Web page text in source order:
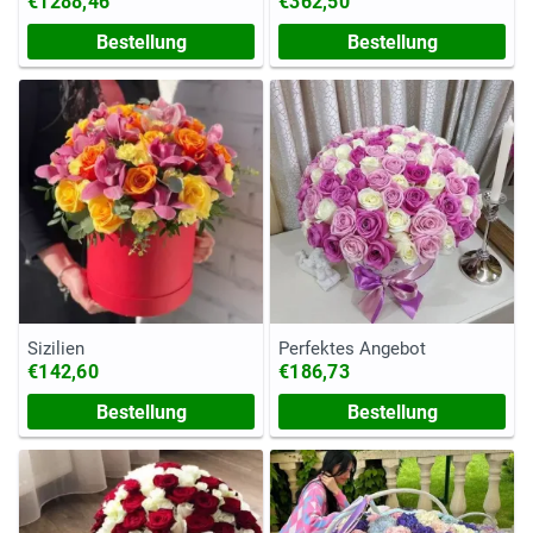
Bestellung
Bestellung
Sizilien
€142,60
Bestellung
Perfektes Angebot
€186,73
Bestellung